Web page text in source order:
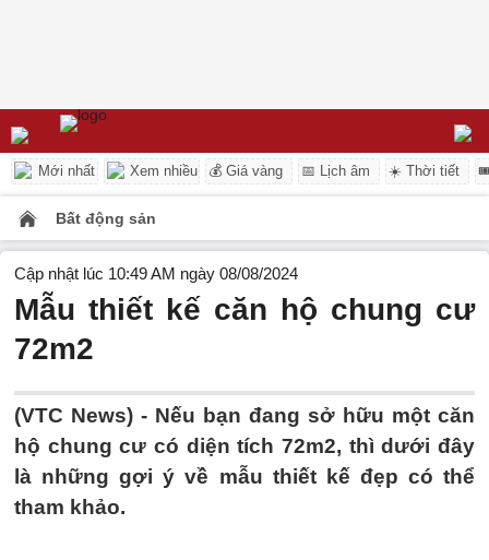
Mới nhất Xem nhiều 💰 Giá vàng 📅 Lịch âm ☀️ Thời tiết
Bất động sản
Cập nhật lúc 10:49 AM ngày 08/08/2024
Mẫu thiết kế căn hộ chung cư
72m2
(VTC News) - Nếu bạn đang sở hữu một căn
hộ chung cư có diện tích 72m2, thì dưới đây
là những gợi ý về mẫu thiết kế đẹp có thể
tham khảo.